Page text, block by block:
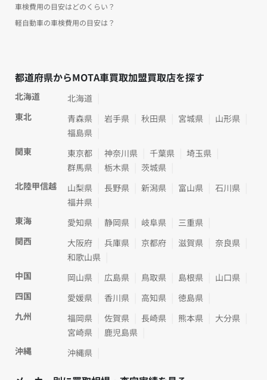
車検費用の目安はどのくらい？
軽自動車の車検費用の目安は？
都道府県からMOTA車買取加盟買取店を探す
北海道
北海道
東北
青森県 岩手県 秋田県 宮城県
山形県
福島県
関東
東京都 神奈川県 千葉県
埼玉県
群馬県
栃木県
茨城県
北陸甲信越
山梨県 長野県 新潟県 富山県
石川県
福井県
東海
愛知県 静岡県 岐阜県
三重県
関西
大阪府 兵庫県 京都府 滋賀県
奈良県
和歌山県
中国
岡山県 広島県 鳥取県 島根県
山口県
四国
愛媛県 香川県 高知県
徳島県
九州
福岡県 佐賀県 長崎県 熊本県
大分県
宮崎県
鹿児島県
沖縄
沖縄県